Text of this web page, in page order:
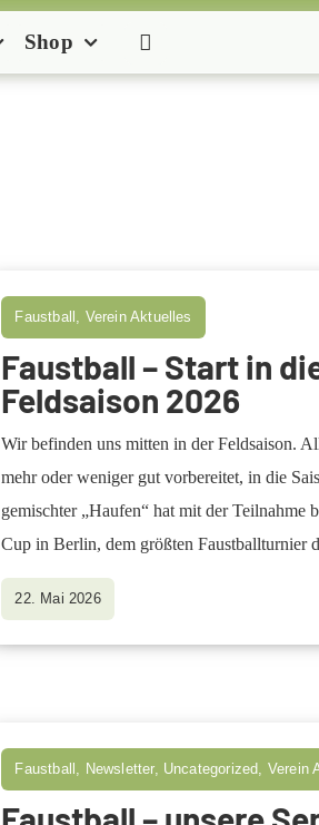
Shop
Faustball, Verein Aktuelles
Faustball – Start in
Feldsaison 2026
Wir befinden uns mitten in der Feldsaison.
mehr oder weniger gut vorbereitet, in die
gemischter „Haufen“ hat mit der Teilnahme
Cup in Berlin, dem größten Faustballturnier
22. Mai 2026
Faustball, Newsletter, Uncategorized, Verein